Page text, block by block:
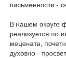
письменности -
В нашем округе
реализуется по
мецената,
духовно -